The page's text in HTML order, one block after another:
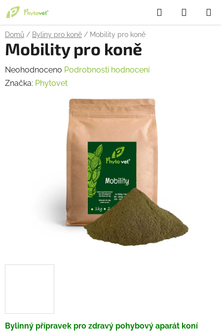
Přejít
na
obsah
Hledat
KOŠÍK
Domů / Byliny pro koně / Mobility pro koně
Bylinný přípravek pro zdravý pohybový aparát koní
Mobility pro koně
Průměrné
hodnocení
Neohodnoceno Podrobnosti hodnocení
Značka: Phytovet